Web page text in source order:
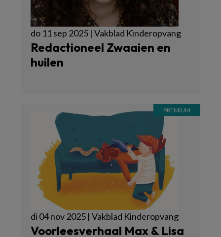
do 11 sep 2025 | Vakblad Kinderopvang
Redactioneel Zwaaien en
huilen
di 04 nov 2025 | Vakblad Kinderopvang
Voorleesverhaal Max & Lisa